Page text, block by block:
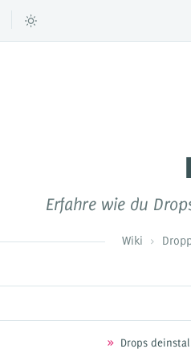
Erfahre wie du
Wiki
Drops